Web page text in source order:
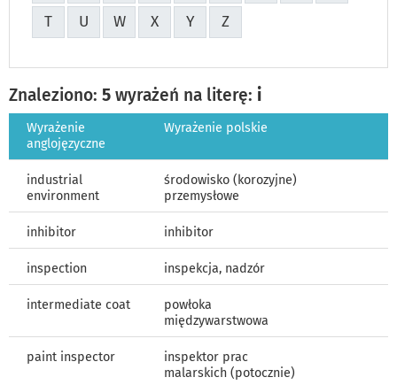
T
U W X Y Z
Znaleziono: 5 wyrażeń na literę: i
Wyrażenie
anglojęzyczne
Wyrażenie polskie
industrial
environment
środowisko (korozyjne)
przemysłowe
inhibitor inhibitor
inspection inspekcja, nadzór
intermediate coat
powłoka
międzywarstwowa
paint inspector
inspektor prac
malarskich (potocznie)